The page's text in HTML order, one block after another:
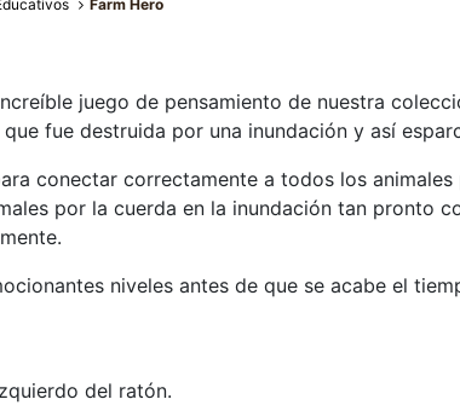
Farm Hero
juego de pensamiento de nuestra
fue destruida por una inundación y así
conectar correctamente a todos los
por la cuerda en la inundación tan pronto
niveles antes de que se acabe el
del ratón.